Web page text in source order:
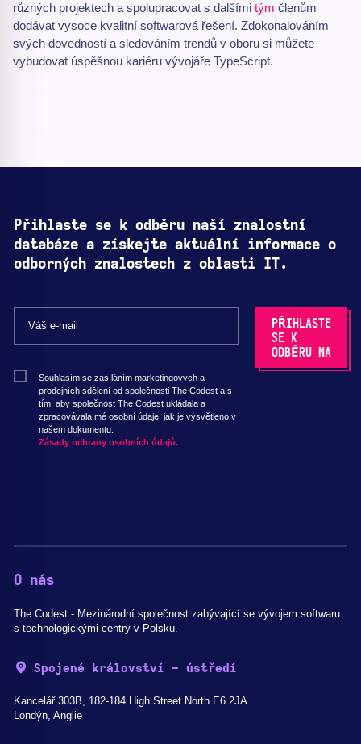
různých projektech a spolupracovat s dalšími tým členům
dodávat vysoce kvalitní softwarová řešení. Zdokonalováním
svých dovedností a sledováním trendů v oboru si můžete
vybudovat úspěšnou kariéru vývojáře TypeScript.
Přihlaste se k odběru naší znalostní
databáze a získejte aktuální informace o
odborných znalostech z oblasti IT.
Souhlasím se zasíláním marketingových a
prodejních sdělení od společnosti The Codest a s
tím, aby společnost The Codest ukládala a
zpracovávala mé osobní údaje, jak je vysvětleno v
našem dokumentu.
Zásady ochrany osobních údajů.
O nás
The Codest - Mezinárodní společnost zabývající se vývojem softwaru
s technologickými centry v Polsku.
Spojené království - ústředí
Kancelář 303B, 182-184 High Street North E6 2JA
Londýn, Anglie